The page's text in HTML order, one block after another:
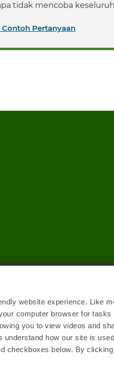
website experience. Like
computer browser for tasks
you to view videos and
how our site is
checkboxes below. By
tidak mencoba
Contoh Pertanyaan